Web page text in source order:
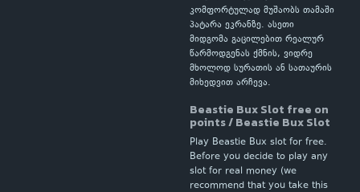
კომფორტულად მუშაობს თამაში
პატარა ეკრანზე. ასეთი
მიდგომა გაცილებით რეალურ
წარმოდგენას ქმნის, ვიდრე
მხოლოდ სურათის ან სათაურის
მიხედვით არჩევა.
Beastie Bux Slot free on
points / Beastie Bux Slot
Play Beastie Bux slot for free.
Before you decide to play any
slot for real money (we
recommend that you take this